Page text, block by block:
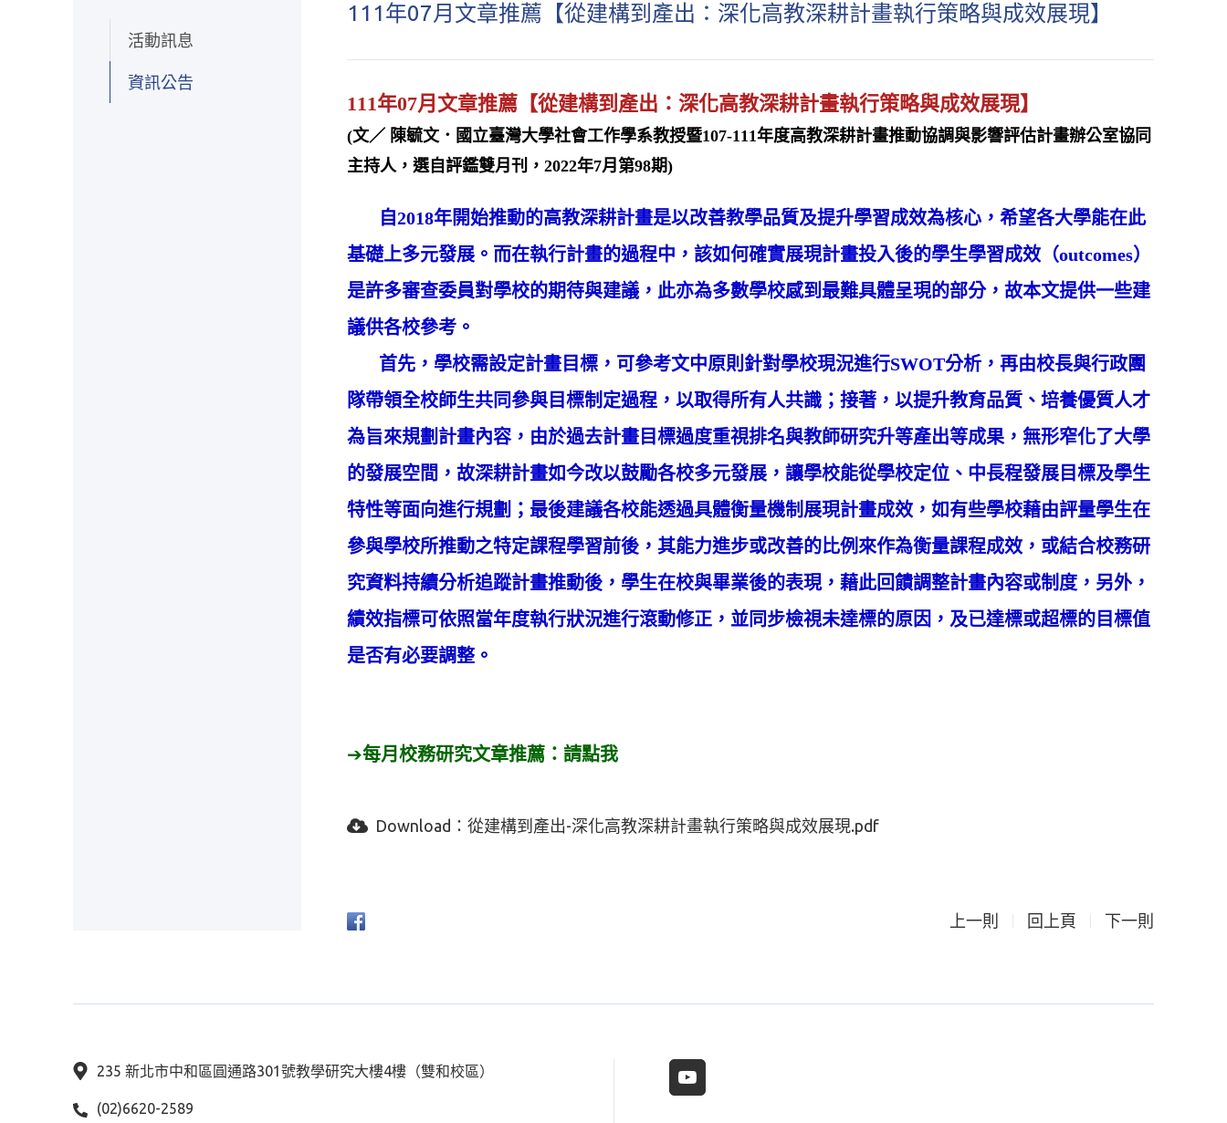
活動訊息
資訊公告
111年07月文章推薦【從建構到產出：深化高教深耕計畫執行策略與成效展現】
111年07月文章推薦【從建構到產出：深化高教深耕計畫執行策略與成效展現】
(文／ 陳毓文．國立臺灣大學社會工作學系教授暨107-111年度高教深耕計畫推動協調與影響評估計畫辦公室協同
主持人，選自評鑑雙月刊，2022年7月第98期)
自2018年開始推動的高教深耕計畫是以改善教學品質及提升學習成效為核心，希望各大學能在此
基礎上多元發展。而在執行計畫的過程中，該如何確實展現計畫投入後的學生學習成效（outcomes）
是許多審查委員對學校的期待與建議，此亦為多數學校感到最難具體呈現的部分，故本文提供一些建
議供各校參考。
首先，學校需設定計畫目標，可參考文中原則針對學校現況進行SWOT分析，再由校長與行政團
隊帶領全校師生共同參與目標制定過程，以取得所有人共識；接著，以提升教育品質、培養優質人才
為旨來規劃計畫內容，由於過去計畫目標過度重視排名與教師研究升等產出等成果，無形窄化了大學
的發展空間，故深耕計畫如今改以鼓勵各校多元發展，讓學校能從學校定位、中長程發展目標及學生
特性等面向進行規劃；最後建議各校能透過具體衡量機制展現計畫成效，如有些學校藉由評量學生在
參與學校所推動之特定課程學習前後，其能力進步或改善的比例來作為衡量課程成效，或結合校務研
究資料持續分析追蹤計畫推動後，學生在校與畢業後的表現，藉此回饋調整計畫內容或制度，另外，
績效指標可依照當年度執行狀況進行滾動修正，並同步檢視未達標的原因，及已達標或超標的目標值
是否有必要調整。
➔每月校務研究文章推薦： 請點我
Download： 從建構到產出-深化高教深耕計畫執行策略與成效展現.pdf
上一則 回上頁 下一則
235 新北市中和區圓通路301號教學研究大樓4樓（雙和校區）
(02)6620-2589